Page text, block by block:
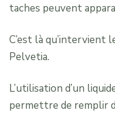
taches peuvent
C’est là qu’intervient
Pelvetia.
L’utilisation d’un
permettre de remplir